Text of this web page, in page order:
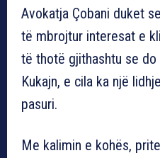
Avokatja Çobani duket
të mbrojtur interesat e
të thotë gjithashtu se
Kukajn, e cila ka një
pasuri.
Me kalimin e kohës,